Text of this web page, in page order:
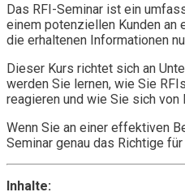
Das RFI-Seminar ist ein
einem potenziellen Kunden an
die erhaltenen Informationen
Dieser Kurs richtet sich an
werden Sie lernen, wie Sie
reagieren und wie Sie sich von
Wenn Sie an einer effektiven
Seminar genau das Richtige
Inhalte: